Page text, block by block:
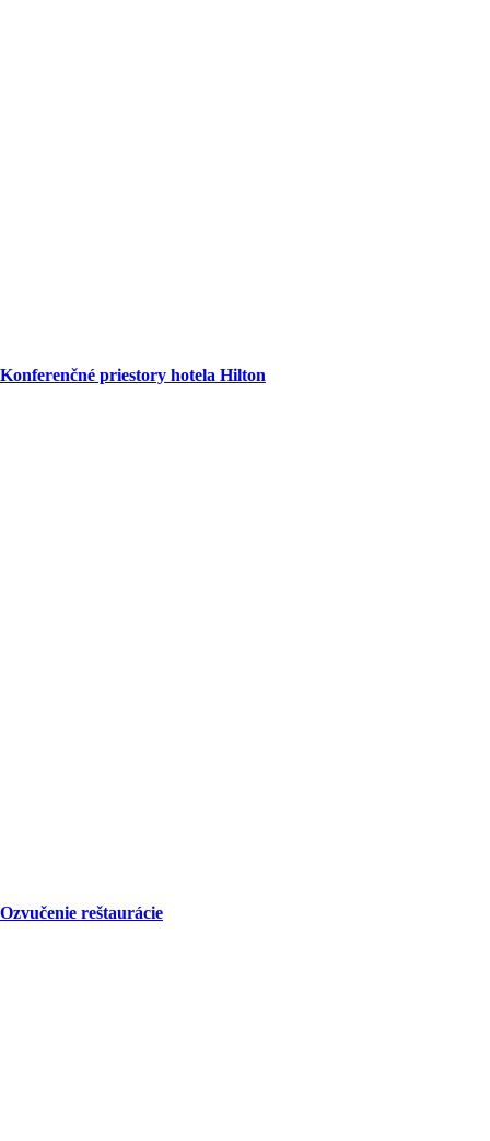
Konferenčné priestory hotela Hilton
Ozvučenie reštaurácie